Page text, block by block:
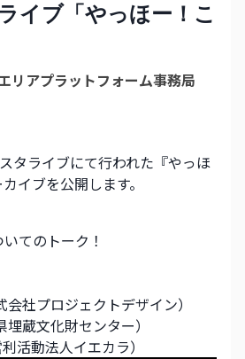
イブ「やっほー！こ
リアプラットフォーム事務局
タライブにて行われた『やっほ
イブを公開します。
てのトーク！
会社プロジェクトデザイン）
埋蔵文化財センター）
活動法人イエカラ）